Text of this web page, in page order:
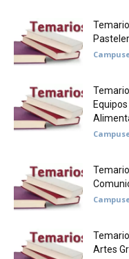
Artes